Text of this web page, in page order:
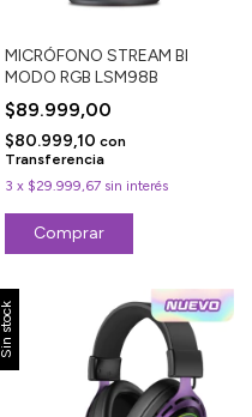
MICRÓFONO STREAM BI
MODO RGB LSM98B
$89.999,00
$80.999,10 con
Transferencia
3 x $29.999,67 sin interés
Sin stock